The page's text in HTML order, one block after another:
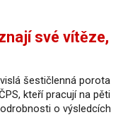
své vítěze,
šestičlenná porota
kteří pracují na pěti
o výsledcích